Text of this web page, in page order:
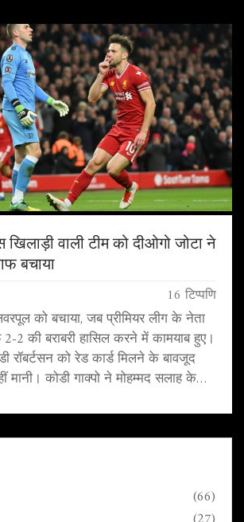
वाली टीम को दीओगो जोटा ने
बचाया
16 टिप्पणि
को बचाया, जब प्रीमियर लीग के नेता
की बराबरी हासिल करने में कामयाब हुए।
रॉबर्टसन को रेड कार्ड मिलने के बावजूद
मानी। कोडी गाक्पो ने मोहम्मद सलाह के
बराबरी करने वाला गोल किया। इस ड्रॉ के
श्रृंखला अब 19 मैचों की हो गई है।
(66)